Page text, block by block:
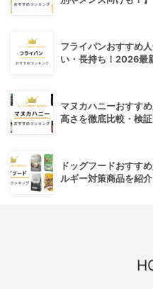
フライパンおすすめ
い・長持ち！2026最
マヌカハニーおすす
高さを徹底比較・検証
ドッグフードおすす
ルギー対策商品を紹介